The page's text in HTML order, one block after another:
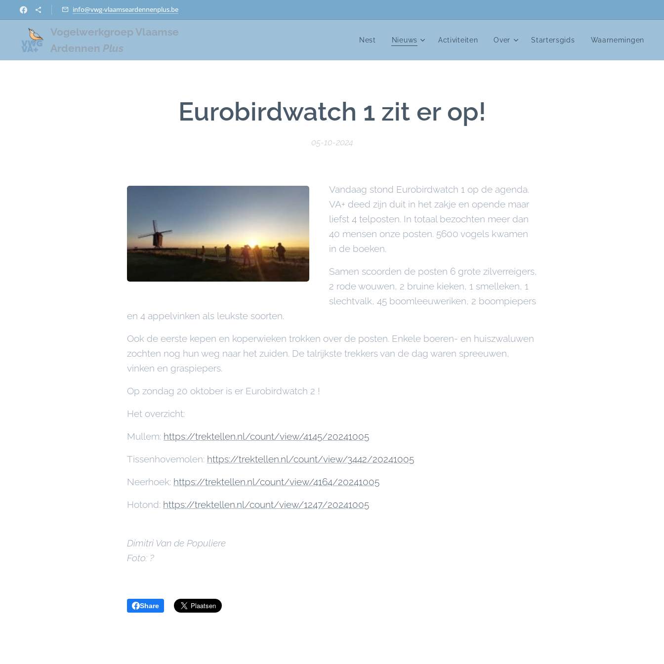
info@vwg-vlaamseardennenplus.be
Vogelwerkgroep Vlaamse
Ardennen Plus
Nest Nieuws Activiteiten Over Startersgids Waarnemingen
Eurobirdwatch 1 zit er op!
05-10-2024
Vandaag stond Eurobirdwatch 1 op de agenda.
VA+ deed zijn duit in het zakje en opende maar
liefst 4 telposten. In totaal bezochten meer dan
40 mensen onze posten. 5600 vogels kwamen
in de boeken.
Samen scoorden de posten 6 grote zilverreigers,
2 rode wouwen, 2 bruine kieken, 1 smelleken, 1
slechtvalk, 45 boomleeuweriken, 2 boompiepers
en 4 appelvinken als leukste soorten.
Ook de eerste kepen en koperwieken trokken over de posten. Enkele boeren- en huiszwaluwen
zochten nog hun weg naar het zuiden. De talrijkste trekkers van de dag waren spreeuwen,
vinken en graspiepers.
Op zondag 20 oktober is er Eurobirdwatch 2 !
Het overzicht:
Mullem: https://trektellen.nl/count/view/4145/20241005
Tissenhovemolen: https://trektellen.nl/count/view/3442/20241005
Neerhoek: https://trektellen.nl/count/view/4164/20241005
Hotond: https://trektellen.nl/count/view/1247/20241005
Dimitri Van de Populiere
Foto: ?
Share